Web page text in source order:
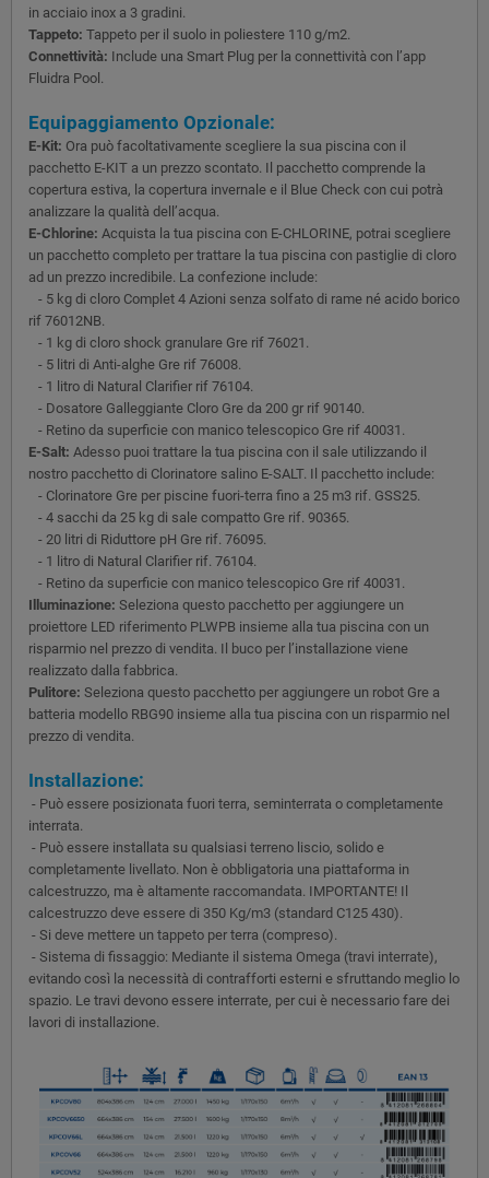
in acciaio inox a 3 gradini.
Tappeto: Tappeto per il suolo in poliestere 110 g/m2.
Connettività: Include una Smart Plug per la connettività con l’app
Fluidra Pool.
Equipaggiamento Opzionale:
E-Kit: Ora può facoltativamente scegliere la sua piscina con il
pacchetto E-KIT a un prezzo scontato. Il pacchetto comprende la
copertura estiva, la copertura invernale e il Blue Check con cui potrà
analizzare la qualità dellʼacqua.
E-Chlorine: Acquista la tua piscina con E-CHLORINE, potrai scegliere
un pacchetto completo per trattare la tua piscina con pastiglie di cloro
ad un prezzo incredibile. La confezione include:
- 5 kg di cloro Complet 4 Azioni senza solfato di rame né acido borico
rif 76012NB.
- 1 kg di cloro shock granulare Gre rif 76021.
- 5 litri di Anti-alghe Gre rif 76008.
- 1 litro di Natural Clarifier rif 76104.
- Dosatore Galleggiante Cloro Gre da 200 gr rif 90140.
- Retino da superficie con manico telescopico Gre rif 40031.
E-Salt: Adesso puoi trattare la tua piscina con il sale utilizzando il
nostro pacchetto di Clorinatore salino E-SALT. Il pacchetto include:
- Clorinatore Gre per piscine fuori-terra fino a 25 m3 rif. GSS25.
- 4 sacchi da 25 kg di sale compatto Gre rif. 90365.
- 20 litri di Riduttore pH Gre rif. 76095.
- 1 litro di Natural Clarifier rif. 76104.
- Retino da superficie con manico telescopico Gre rif 40031.
Illuminazione: Seleziona questo pacchetto per aggiungere un
proiettore LED riferimento PLWPB insieme alla tua piscina con un
risparmio nel prezzo di vendita. Il buco per l’installazione viene
realizzato dalla fabbrica.
Pulitore: Seleziona questo pacchetto per aggiungere un robot Gre a
batteria modello RBG90 insieme alla tua piscina con un risparmio nel
prezzo di vendita.
Installazione:
- Può essere posizionata fuori terra, seminterrata o completamente
interrata.
- Può essere installata su qualsiasi terreno liscio, solido e
completamente livellato. Non è obbligatoria una piattaforma in
calcestruzzo, ma è altamente raccomandata. IMPORTANTE! Il
calcestruzzo deve essere di 350 Kg/m3 (standard C125 430).
- Si deve mettere un tappeto per terra (compreso).
- Sistema di fissaggio: Mediante il sistema Omega (travi interrate),
evitando così la necessità di contrafforti esterni e sfruttando meglio lo
spazio. Le travi devono essere interrate, per cui è necessario fare dei
lavori di installazione.